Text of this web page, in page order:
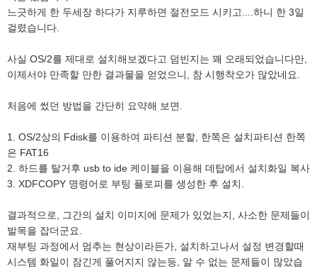
느긋하게 한 두세장 하다가 지루하면 절전모드 시키고....하니 한 3일
걸렸습니다.
사실 OS/2를 제대로 설치해보겠다고 덤빈지는 꽤 오래되었습니다만,
이제서야 만족할 만한 결과물을 얻었으니, 참 시행착오가 많았네요.
처음에 썼던 방법을 간단히 요약해 보면.
1. OS/2상의 Fdisk를 이용하여 파티션 분할, 한쪽은 설치파티션 한쪽
은 FAT16
2. 하드를 탈거후 usb to ide 케이블을 이용해 데탑에서 설치화일 복사
3. XDFCOPY 명령어로 부팅 플로피를 생성한 후 설치.
결과적으로, 그간의 설치 이미지에 문제가 있었는지, 사소한 문제들이
발목을 잡더군요.
재부팅 과정에서 멈추는 현상이라든가, 설치하고나서 설정 변경할때
시스템 화일이 잠긴게 풀어지지 않는등, 알 수 없는 문제들이 많았습